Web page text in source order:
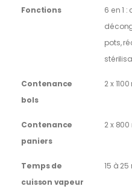
Fonctions
6 en 1
pots,
Contenance
bols
2 x
Contenance
paniers
2 x
Temps de
cuisson vapeur
15 à